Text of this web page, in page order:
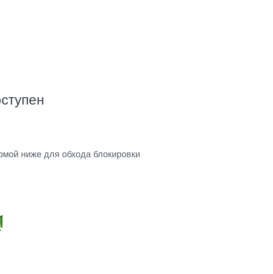
ниже для обхода блокировки